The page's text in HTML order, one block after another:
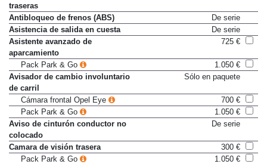
traseras
Antibloqueo de frenos (ABS)
De serie
Asistencia de salida en cuesta
De serie
Asistente avanzado de
aparcamiento
725 €
Pack Park & Go
1.050 €
Avisador de cambio involuntario
de carril
Sólo en paquete
Cámara frontal Opel Eye
700 €
Pack Park & Go
1.050 €
Aviso de cinturón conductor no
colocado
De serie
Camara de visión trasera
300 €
Pack Park & Go
1.050 €